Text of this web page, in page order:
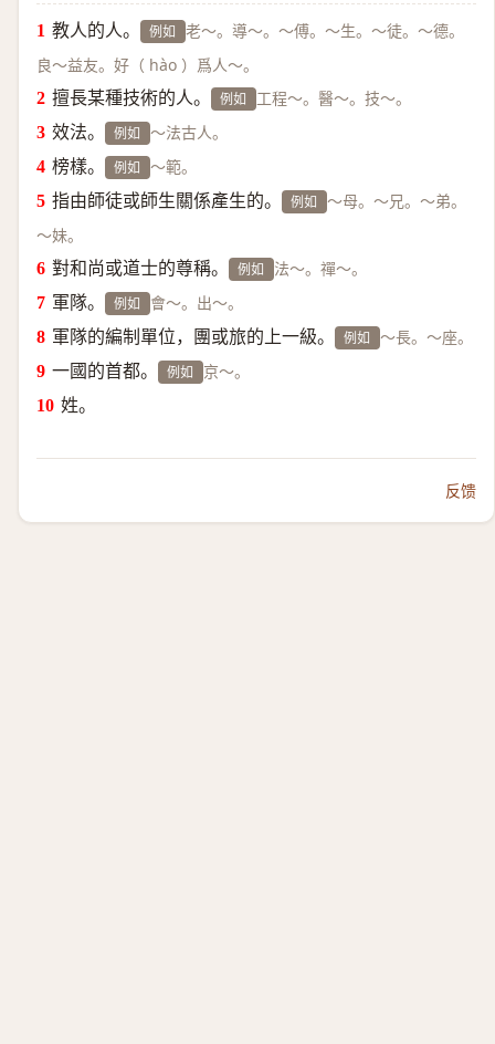
教人的人。 例如 老～。導～。～傅。～生。～徒。～德。
良～益友。好（ hào ）爲人～。
擅長某種技術的人。 例如 工程～。醫～。技～。
效法。 例如 ～法古人。
榜樣。 例如 ～範。
指由師徒或師生關係產生的。 例如 ～母。～兄。～弟。
～妹。
對和尚或道士的尊稱。 例如 法～。禪～。
軍隊。 例如 會～。出～。
軍隊的編制單位，團或旅的上一級。 例如 ～長。～座。
一國的首都。 例如 京～。
姓。
反馈